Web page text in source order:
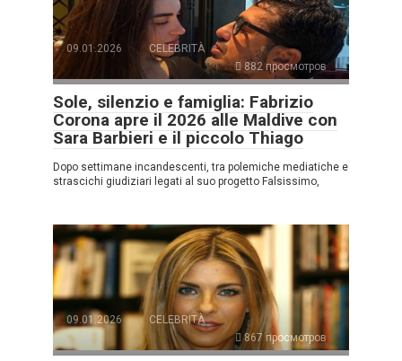
09.01.2026
CELEBRITÀ
882 просмотров
Sole, silenzio e famiglia: Fabrizio
Corona apre il 2026 alle Maldive con
Sara Barbieri e il piccolo Thiago
Dopo settimane incandescenti, tra polemiche mediatiche e
strascichi giudiziari legati al suo progetto Falsissimo,
09.01.2026
CELEBRITÀ
867 просмотров